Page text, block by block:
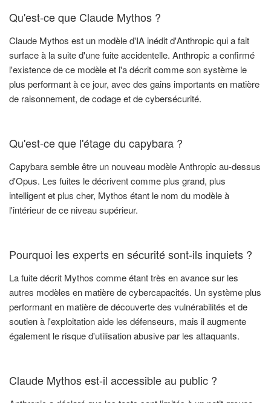
Qu'est-ce que Claude Mythos ?
Claude Mythos est un modèle d'IA inédit d'Anthropic qui a fait
surface à la suite d'une fuite accidentelle. Anthropic a confirmé
l'existence de ce modèle et l'a décrit comme son système le
plus performant à ce jour, avec des gains importants en matière
de raisonnement, de codage et de cybersécurité.
Qu'est-ce que l'étage du capybara ?
Capybara semble être un nouveau modèle Anthropic au-dessus
d'Opus. Les fuites le décrivent comme plus grand, plus
intelligent et plus cher, Mythos étant le nom du modèle à
l'intérieur de ce niveau supérieur.
Pourquoi les experts en sécurité sont-ils inquiets ?
La fuite décrit Mythos comme étant très en avance sur les
autres modèles en matière de cybercapacités. Un système plus
performant en matière de découverte des vulnérabilités et de
soutien à l'exploitation aide les défenseurs, mais il augmente
également le risque d'utilisation abusive par les attaquants.
Claude Mythos est-il accessible au public ?